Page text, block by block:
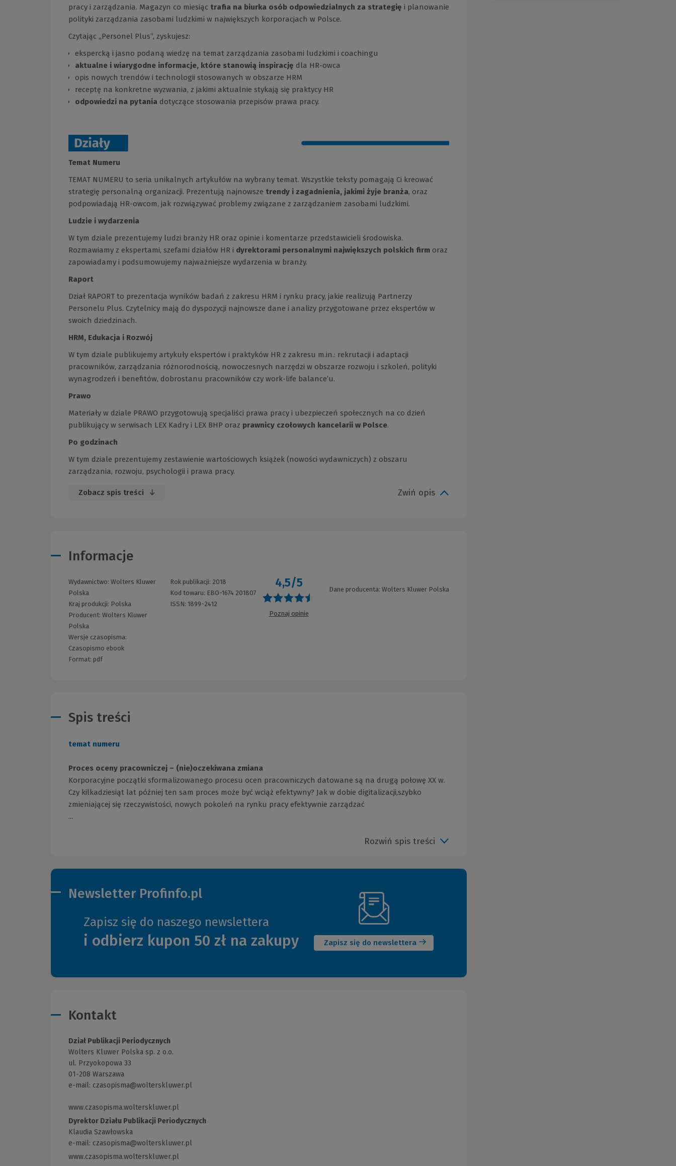
pracy i zarządzania. Magazyn co miesiąc trafia na biurka osób odpowiedzialnych za strategię i planowanie
polityki zarządzania zasobami ludzkimi w największych korporacjach w Polsce.
Czytając „Personel Plus”, zyskujesz:
ekspercką i jasno podaną wiedzę na temat zarządzania zasobami ludzkimi i coachingu
aktualne i wiarygodne informacje, które stanowią inspiracjędla HR-owca
opis nowych trendów i technologii stosowanych w obszarze HRM
receptę na konkretne wyzwania, z jakimi aktualnie stykają się praktycy HR
odpowiedzi na pytaniadotyczące stosowania przepisów prawa pracy.
Temat Numeru
TEMAT NUMERU to seria unikalnych artykułów na wybrany temat. Wszystkie teksty pomagają Ci kreować
strategię personalną organizacji. Prezentują najnowsze trendy i zagadnienia, jakimi żyje branża, oraz
podpowiadają HR-owcom, jak rozwiązywać problemy związane z zarządzaniem zasobami ludzkimi.
Ludzie i wydarzenia
W tym dziale prezentujemy ludzi branży HR oraz opinie i komentarze przedstawicieli środowiska.
Rozmawiamy z ekspertami, szefami działów HR i dyrektorami personalnymi największych polskich firm oraz
zapowiadamy i podsumowujemy najważniejsze wydarzenia w branży.
Raport
Dział RAPORT to prezentacja wyników badań z zakresu HRM i rynku pracy, jakie realizują Partnerzy
Personelu Plus. Czytelnicy mają do dyspozycji najnowsze dane i analizy przygotowane przez ekspertów w
swoich dziedzinach.
HRM, Edukacja i Rozwój
W tym dziale publikujemy artykuły ekspertów i praktyków HR z zakresu m.in.: rekrutacji i adaptacji
pracowników, zarządzania różnorodnością, nowoczesnych narzędzi w obszarze rozwoju i szkoleń, polityki
wynagrodzeń i benefitów, dobrostanu pracowników czy work-life balance’u.
Prawo
Materiały w dziale PRAWO przygotowują specjaliści prawa pracy i ubezpieczeń społecznych na co dzień
publikujący w serwisach LEX Kadry i LEX BHP oraz prawnicy czołowych kancelarii w Polsce.
Po godzinach
W tym dziale prezentujemy zestawienie wartościowych książek (nowości wydawniczych) z obszaru
zarządzania, rozwoju, psychologii i prawa pracy.
Zobacz spis treści Zwiń opis
Informacje
Wydawnictwo: Wolters Kluwer
Polska
Kraj produkcji: Polska
Producent: Wolters Kluwer
Polska
Wersje czasopisma:
Czasopismo ebook
Format: pdf
Rok publikacji: 2018
Kod towaru: EBO-1674 201807
ISSN: 1899-2412
4,5/5
Poznaj opinie
Dane producenta: Wolters Kluwer Polska
Spis treści
temat numeru
Proces oceny pracowniczej – (nie)oczekiwana zmiana
Korporacyjne początki sformalizowanego procesu ocen pracowniczych datowane są na drugą połowę XX w.
Czy kilkadziesiąt lat później ten sam proces może być wciąż efektywny? Jak w dobie digitalizacji,szybko
zmieniającej się rzeczywistości, nowych pokoleń na rynku pracy efektywnie zarządzać
...
Rozwiń spis treści
Newsletter Profinfo.pl
Zapisz się do naszego newslettera
i odbierz kupon 50 zł na zakupy Zapisz się do newslettera
(Nowe
okno)
Kontakt
Dział Publikacji Periodycznych
Wolters Kluwer Polska sp. z o.o.
ul. Przyokopowa 33
01-208 Warszawa
e-mail: czasopisma@wolterskluwer.pl
www.czasopisma.wolterskluwer.pl
do
strony)
Dyrektor Działu Publikacji Periodycznych
Klaudia Szawłowska
e-mail: czasopisma@wolterskluwer.pl
www.czasopisma.wolterskluwer.pl